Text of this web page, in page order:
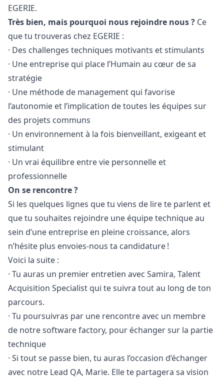
EGERIE.
Très bien, mais pourquoi nous rejoindre nous ? Ce
que tu trouveras chez EGERIE :
· Des challenges techniques motivants et stimulants
· Une entreprise qui place l’Humain au cœur de sa
stratégie
· Une méthode de management qui favorise
l’autonomie et l’implication de toutes les équipes sur
des projets communs
· Un environnement à la fois bienveillant, exigeant et
stimulant
· Un vrai équilibre entre vie personnelle et
professionnelle
On se rencontre ?
Si les quelques lignes que tu viens de lire te parlent et
que tu souhaites rejoindre une équipe technique au
sein d’une entreprise en pleine croissance, alors
n’hésite plus envoies-nous ta candidature !
Voici la suite :
· Tu auras un premier entretien avec Samira, Talent
Acquisition Specialist qui te suivra tout au long de ton
parcours.
· Tu poursuivras par une rencontre avec un membre
de notre software factory, pour échanger sur la partie
technique
· Si tout se passe bien, tu auras l’occasion d’échanger
avec notre Lead QA, Marie. Elle te partagera sa vision